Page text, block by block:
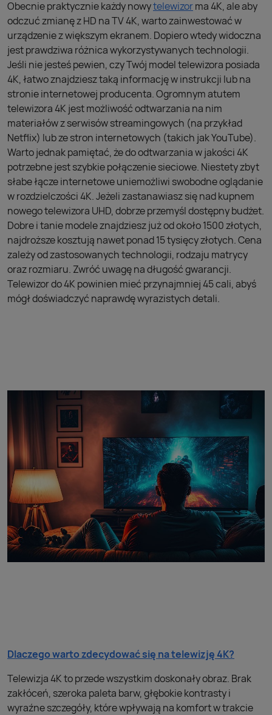
Obecnie praktycznie każdy nowytelewizorma 4K, ale aby
odczuć zmianę z HD na TV 4K, warto zainwestować w
urządzenie z większym ekranem. Dopiero wtedy widoczna
jest prawdziwa różnica wykorzystywanych technologii.
Jeśli nie jesteś pewien, czy Twój model telewizora posiada
4K, łatwo znajdziesz taką informację w instrukcji lub na
stronie internetowej producenta. Ogromnym atutem
telewizora 4K jest możliwość odtwarzania na nim
materiałów z serwisów streamingowych (na przykład
Netflix) lub ze stron internetowych (takich jak YouTube).
Warto jednak pamiętać, że do odtwarzania w jakości 4K
potrzebne jest szybkie połączenie sieciowe. Niestety zbyt
słabe łącze internetowe uniemożliwi swobodne oglądanie
w rozdzielczości 4K. Jeżeli zastanawiasz się nad kupnem
nowego telewizora UHD, dobrze przemyśl dostępny budżet.
Dobre i tanie modele znajdziesz już od około 1500 złotych,
najdroższe kosztują nawet ponad 15 tysięcy złotych. Cena
zależy od zastosowanych technologii, rodzaju matrycy
oraz rozmiaru. Zwróć uwagę na długość gwarancji.
Telewizor do 4K powinien mieć przynajmniej 45 cali, abyś
mógł doświadczyć naprawdę wyrazistych detali.
Dlaczego warto zdecydować się na telewizję 4K?
Telewizja 4K to przede wszystkim doskonały obraz. Brak
zakłóceń, szeroka paleta barw, głębokie kontrasty i
wyraźne szczegóły, które wpływają na komfort w trakcie